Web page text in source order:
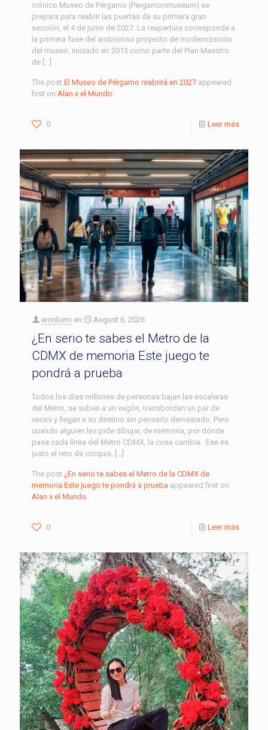
icónico Museo de Pérgamo (Pergamonmuseum) se
prepara para reabrir las puertas de su primera gran
sección, el 4 de junio de 2027. La reapertura corresponde a
la primera fase del ambicioso proyecto de modernización
del museo, iniciado en 2013 como parte del Plan Maestro
de […]
The post El Museo de Pérgamo reabrirá en 2027 appeared
first on Alan x el Mundo.
0 Leer más
wonbern en August 6, 2026
¿En serio te sabes el Metro de la
CDMX de memoria Este juego te
pondrá a prueba
Todos los días millones de personas bajan las escaleras
del Metro, se suben a un vagón, transbordan un par de
veces y llegan a su destino sin pensarlo demasiado. Pero
cuando alguien les pide dibujar, de memoria, por dónde
pasa cada línea del Metro CDMX, la cosa cambia. Ese es
justo el reto de croquis, […]
The post ¿En serio te sabes el Metro de la CDMX de
memoria Este juego te pondrá a prueba appeared first on
Alan x el Mundo
0 Leer más